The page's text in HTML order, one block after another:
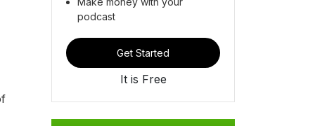
podcast
Get Started
It is Free